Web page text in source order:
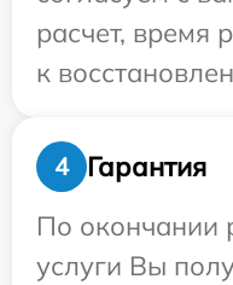
расчет, время
к
4
Гарантия
По окончании
услуги Вы